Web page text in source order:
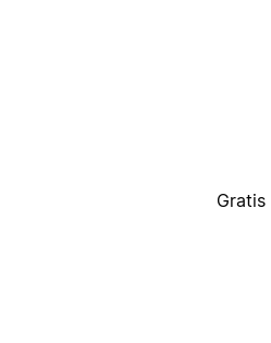
Gratis